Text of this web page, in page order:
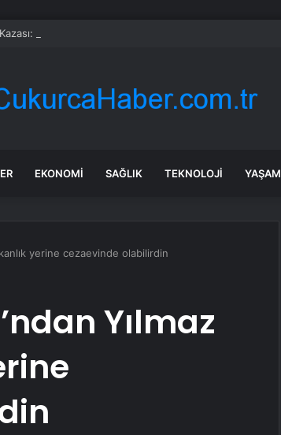
7 Yaralı
EKONOMI SAĞLIK TEKNOLOJI YAŞAM
yerine cezaevinde olabilirdin
Yılmaz